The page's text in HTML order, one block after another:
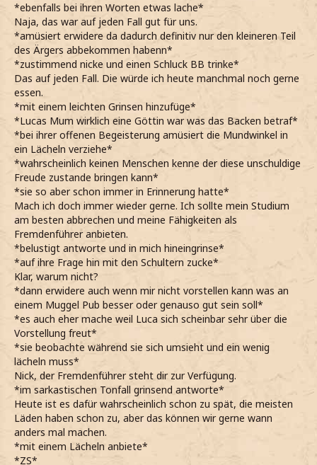
*ebenfalls bei ihren Worten etwas lache*
Naja, das war auf jeden Fall gut für uns.
*amüsiert erwidere da dadurch definitiv nur den kleineren Teil
des Ärgers abbekommen habenn*
*zustimmend nicke und einen Schluck BB trinke*
Das auf jeden Fall. Die würde ich heute manchmal noch gerne
essen.
*mit einem leichten Grinsen hinzufüge*
*Lucas Mum wirklich eine Göttin war was das Backen betraf*
*bei ihrer offenen Begeisterung amüsiert die Mundwinkel in
ein Lächeln verziehe*
*wahrscheinlich keinen Menschen kenne der diese unschuldige
Freude zustande bringen kann*
*sie so aber schon immer in Erinnerung hatte*
Mach ich doch immer wieder gerne. Ich sollte mein Studium
am besten abbrechen und meine Fähigkeiten als
Fremdenführer anbieten.
*belustigt antworte und in mich hineingrinse*
*auf ihre Frage hin mit den Schultern zucke*
Klar, warum nicht?
*dann erwidere auch wenn mir nicht vorstellen kann was an
einem Muggel Pub besser oder genauso gut sein soll*
*es auch eher mache weil Luca sich scheinbar sehr über die
Vorstellung freut*
*sie beobachte während sie sich umsieht und ein wenig
lächeln muss*
Nick, der Fremdenführer steht dir zur Verfügung.
*im sarkastischen Tonfall grinsend antworte*
Heute ist es dafür wahrscheinlich schon zu spät, die meisten
Läden haben schon zu, aber das können wir gerne wann
anders mal machen.
*mit einem Lächeln anbiete*
*ZS*